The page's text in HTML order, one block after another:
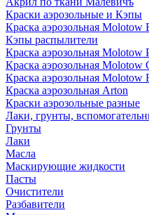
Краски аэрозольные и Кэпы
Краска аэрозольная Molotow
Кэпы распылители
Краска аэрозольная Molotow
Краска аэрозольная Molotow
Краска аэрозольная Molotow
Краска аэрозольная Arton
Краски аэрозольные разные
Лаки, грунты,
Грунты
Лаки
Масла
Маскирующие жидкости
Пасты
Очистители
Разбавители